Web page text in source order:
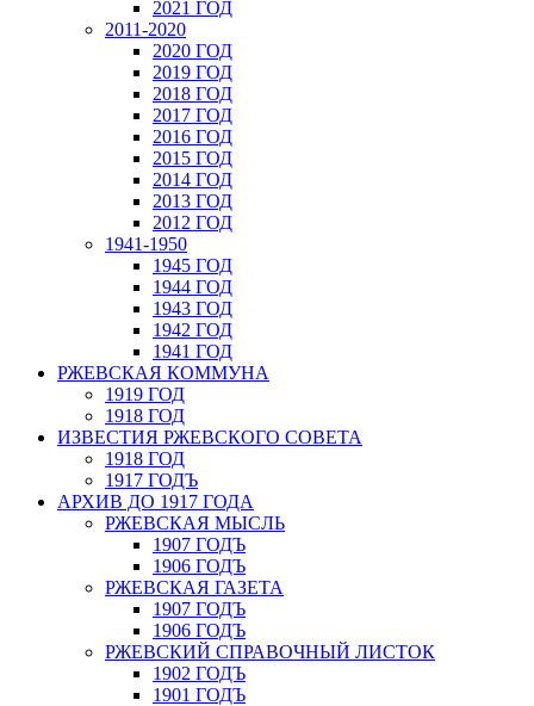
2021 ГОД
2011-2020
2020 ГОД
2019 ГОД
2018 ГОД
2017 ГОД
2016 ГОД
2015 ГОД
2014 ГОД
2013 ГОД
2012 ГОД
1941-1950
1945 ГОД
1944 ГОД
1943 ГОД
1942 ГОД
1941 ГОД
РЖЕВСКАЯ КОММУНА
1919 ГОД
1918 ГОД
ИЗВЕСТИЯ РЖЕВСКОГО СОВЕТА
1918 ГОД
1917 ГОДЪ
АРХИВ ДО 1917 ГОДА
РЖЕВСКАЯ МЫСЛЬ
1907 ГОДЪ
1906 ГОДЪ
РЖЕВСКАЯ ГАЗЕТА
1907 ГОДЪ
1906 ГОДЪ
РЖЕВСКИЙ СПРАВОЧНЫЙ ЛИСТОК
1902 ГОДЪ
1901 ГОДЪ